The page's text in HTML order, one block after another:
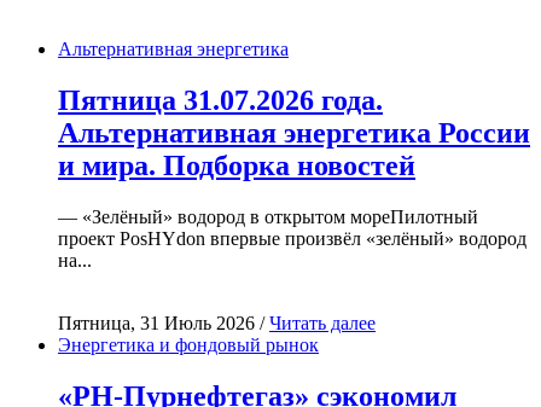
Альтернативная энергетика
Пятница 31.07.2026 года.
Альтернативная энергетика России
и мира. Подборка новостей
— «Зелёный» водород в открытом мореПилотный
проект PosHYdon впервые произвёл «зелёный» водород
на...
Пятница, 31 Июль 2026 /Читать далее
Энергетика и фондовый рынок
«РН-Пурнефтегаз» сэкономил